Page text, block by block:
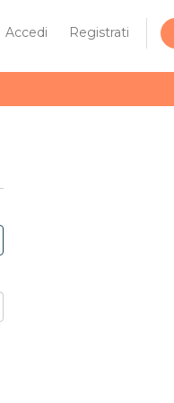
Accedi Registrati